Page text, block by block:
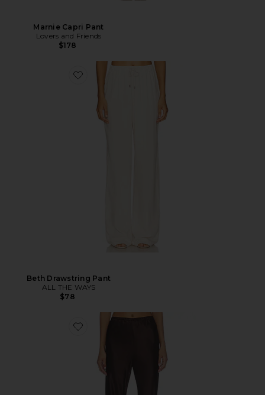
Marnie Capri Pant
Lovers and Friends
$178
Beth Drawstring Pant
ALL THE WAYS
$78